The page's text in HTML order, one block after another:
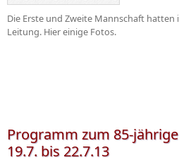
Die Erste und Zweite Mannschaft
Leitung. Hier einige Fotos.
Programm zum 85-
19.7. bis 22.7.13